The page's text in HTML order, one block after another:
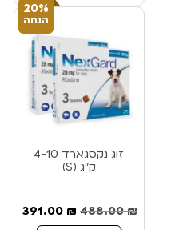
20%
הנחה
זוג נקסגארד 4-10
ק”ג (S)
488.00₪
391.00 ₪